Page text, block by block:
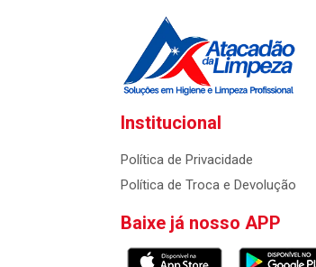
Institucional
Política de Privacidade
Política de Troca e Devolução
Baixe já nosso APP